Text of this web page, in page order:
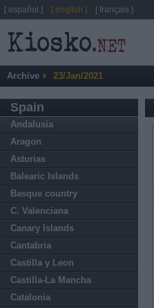
Archive 23/Jan/2021
Spain
Andalusia
Aragon
Asturias
Balearic Islands
Basque country
C. Valenciana
Canary Islands
Cantabria
Castilla y Leon
Castilla-La Mancha
Catalonia
[ español ] [ english ] [ français ]